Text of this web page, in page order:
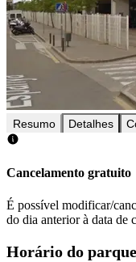
Resumo Detalhes
Cancelamento gratuito
É possível modificar/
do dia anterior à data de
Horário do